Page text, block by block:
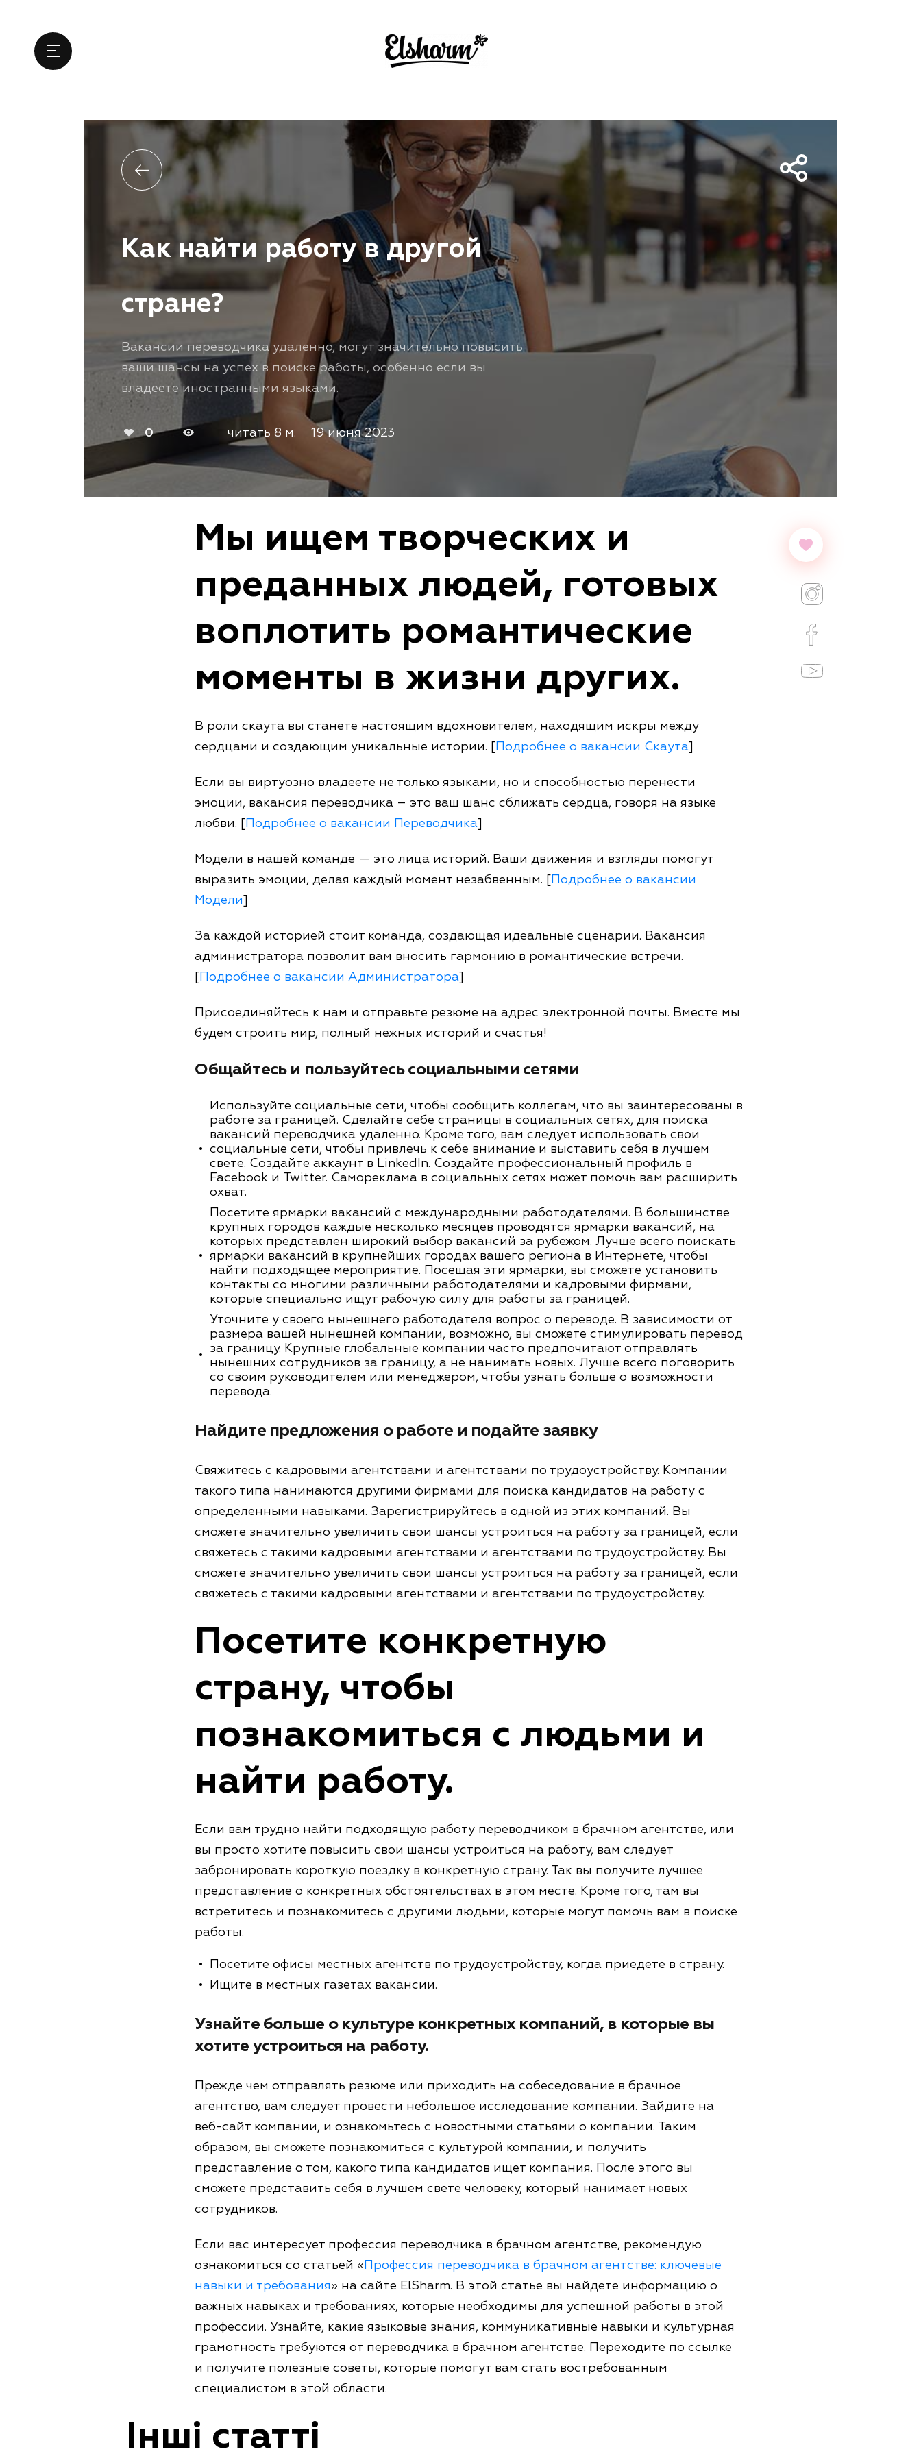
Как найти работу в другой
стране?
Вакансии переводчика удаленно, могут значительно повысить
ваши шансы на успех в поиске работы, особенно если вы
владеете иностранными языками.
0 читать 8 м. 19 июня 2023
Мы ищем творческих и
преданных людей, готовых
воплотить романтические
моменты в жизни других.
В роли скаута вы станете настоящим вдохновителем, находящим искры между
сердцами и создающим уникальные истории. [ Подробнее о вакансии Скаута]
Если вы виртуозно владеете не только языками, но и способностью перенести
эмоции, вакансия переводчика – это ваш шанс сближать сердца, говоря на языке
любви. [ Подробнее о вакансии Переводчика]
Модели в нашей команде — это лица историй. Ваши движения и взгляды помогут
выразить эмоции, делая каждый момент незабвенным. [ Подробнее о вакансии
Модели]
За каждой историей стоит команда, создающая идеальные сценарии. Вакансия
администратора позволит вам вносить гармонию в романтические встречи.
[ Подробнее о вакансии Администратора]
Присоединяйтесь к нам и отправьте резюме на адрес электронной почты. Вместе мы
будем строить мир, полный нежных историй и счастья!
Общайтесь и пользуйтесь социальными сетями
Используйте социальные сети, чтобы сообщить коллегам, что вы заинтересованы в
работе за границей. Сделайте себе страницы в социальных сетях, для поиска
вакансий переводчика удаленно. Кроме того, вам следует использовать свои
социальные сети, чтобы привлечь к себе внимание и выставить себя в лучшем
свете. Создайте аккаунт в LinkedIn. Создайте профессиональный профиль в
Facebook и Twitter. Самореклама в социальных сетях может помочь вам расширить
охват.
Посетите ярмарки вакансий с международными работодателями. В большинстве
крупных городов каждые несколько месяцев проводятся ярмарки вакансий, на
которых представлен широкий выбор вакансий за рубежом. Лучше всего поискать
ярмарки вакансий в крупнейших городах вашего региона в Интернете, чтобы
найти подходящее мероприятие. Посещая эти ярмарки, вы сможете установить
контакты со многими различными работодателями и кадровыми фирмами,
которые специально ищут рабочую силу для работы за границей.
Уточните у своего нынешнего работодателя вопрос о переводе. В зависимости от
размера вашей нынешней компании, возможно, вы сможете стимулировать перевод
за границу. Крупные глобальные компании часто предпочитают отправлять
нынешних сотрудников за границу, а не нанимать новых. Лучше всего поговорить
со своим руководителем или менеджером, чтобы узнать больше о возможности
перевода.
Найдите предложения о работе и подайте заявку
Свяжитесь с кадровыми агентствами и агентствами по трудоустройству. Компании
такого типа нанимаются другими фирмами для поиска кандидатов на работу с
определенными навыками. Зарегистрируйтесь в одной из этих компаний. Вы
сможете значительно увеличить свои шансы устроиться на работу за границей, если
свяжетесь с такими кадровыми агентствами и агентствами по трудоустройству. Вы
сможете значительно увеличить свои шансы устроиться на работу за границей, если
свяжетесь с такими кадровыми агентствами и агентствами по трудоустройству.
Посетите конкретную
страну, чтобы
познакомиться с людьми и
найти работу.
Если вам трудно найти подходящую работу переводчиком в брачном агентстве, или
вы просто хотите повысить свои шансы устроиться на работу, вам следует
забронировать короткую поездку в конкретную страну. Так вы получите лучшее
представление о конкретных обстоятельствах в этом месте. Кроме того, там вы
встретитесь и познакомитесь с другими людьми, которые могут помочь вам в поиске
работы.
Посетите офисы местных агентств по трудоустройству, когда приедете в страну.
Ищите в местных газетах вакансии.
Узнайте больше о культуре конкретных компаний, в которые вы
хотите устроиться на работу.
Прежде чем отправлять резюме или приходить на собеседование в брачное
агентство, вам следует провести небольшое исследование компании. Зайдите на
веб-сайт компании, и ознакомьтесь с новостными статьями о компании. Таким
образом, вы сможете познакомиться с культурой компании, и получить
представление о том, какого типа кандидатов ищет компания. После этого вы
сможете представить себя в лучшем свете человеку, который нанимает новых
сотрудников.
Если вас интересует профессия переводчика в брачном агентстве, рекомендую
ознакомиться со статьей « Профессия переводчика в брачном агентстве: ключевые
навыки и требования» на сайте ElSharm. В этой статье вы найдете информацию о
важных навыках и требованиях, которые необходимы для успешной работы в этой
профессии. Узнайте, какие языковые знания, коммуникативные навыки и культурная
грамотность требуются от переводчика в брачном агентстве. Переходите по ссылке
и получите полезные советы, которые помогут вам стать востребованным
специалистом в этой области.
Інші статті